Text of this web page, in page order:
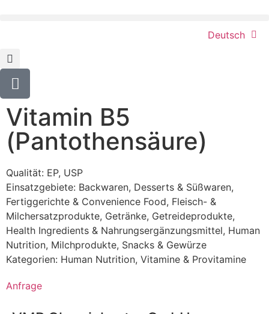
Deutsch
Vitamin B5
(Pantothensäure)
Qualität: EP, USP
Einsatzgebiete: Backwaren, Desserts & Süßwaren,
Fertiggerichte & Convenience Food, Fleisch- &
Milchersatzprodukte, Getränke, Getreideprodukte,
Health Ingredients & Nahrungsergänzungsmittel, Human
Nutrition, Milchprodukte, Snacks & Gewürze
Kategorien: Human Nutrition, Vitamine & Provitamine
Anfrage